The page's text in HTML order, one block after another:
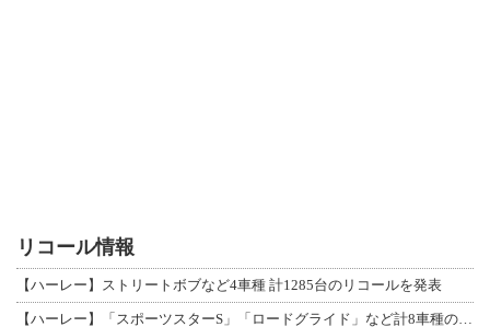
リコール情報
【ハーレー】ストリートボブなど4車種 計1285台のリコールを発表
【ハーレー】「スポーツスターS」「ロードグライド」など計8車種のリコールを発表